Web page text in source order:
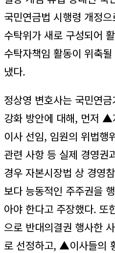
국민연금법 시행령 개정
수탁위가 새로 구성되어
수탁자책임 활동이 위축
냈다.
정상영 변호사는 국민연
강화 방안에 대해, 먼저 ▲
이사 선임, 임원의 위법행
관련 사항 등 실제 경영권
경우 자본시장법 상 경영
보다 능동적인 주주권을
아야 한다고 주장했다.
으로 반대의결권 행사한
로 선정하고, ▲이사들의